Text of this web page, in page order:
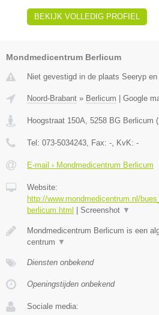
BEKIJK VOLLEDIG PROFIEL
Mondmedicentrum Berlicum
Niet gevestigd in de plaats Seeryp
Noord-Brabant » Berlicum Google
Hoogstraat 150A, 5258 BG Berlicum (
Tel: 073-5034243, Fax: -, KvK: -
E-mail › Mondmedicentrum Berlicum
Website:
http://www.mondmedicentrum.nl/
berlicum.html
Screenshot ▼
Mondmedicentrum Berlicum is een
centrum ▼
Diensten onbekend
Openingstijden onbekend
Sociale media: